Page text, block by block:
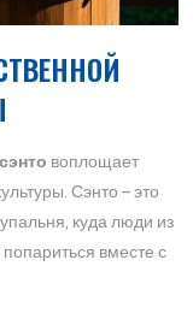
сэнто воплощает
Сэнто – это
куда люди из
вместе с